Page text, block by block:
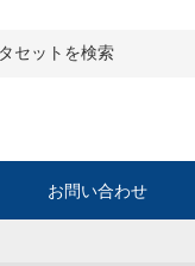
お問い合わせ